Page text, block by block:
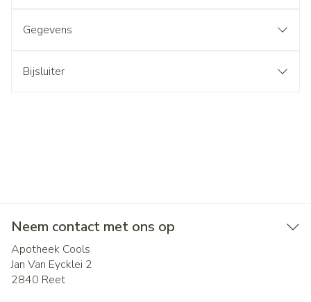
Gegevens
Bijsluiter
Neem contact met ons op
Apotheek Cools
Jan Van Eycklei 2
2840 Reet